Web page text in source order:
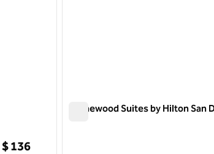
$ 136
Homewood Suites by Hilton San